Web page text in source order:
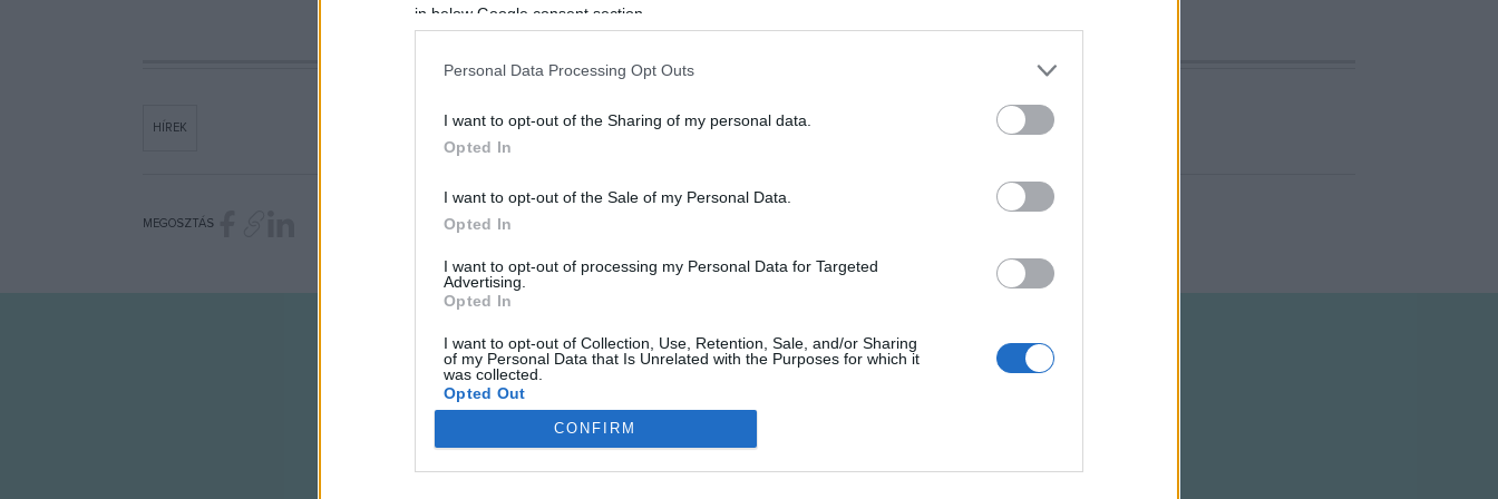
in below Google consent section.
Personal Data Processing Opt Outs
I want to opt-out of the Sharing of my personal data.
Opted In
I want to opt-out of the Sale of my Personal Data.
Opted In
I want to opt-out of processing my Personal Data for Targeted
Advertising.
Opted In
I want to opt-out of Collection, Use, Retention, Sale, and/or Sharing
of my Personal Data that Is Unrelated with the Purposes for which it
was collected.
Opted Out
Google consents
CONFIRM
HÍREK
MEGOSZTÁS